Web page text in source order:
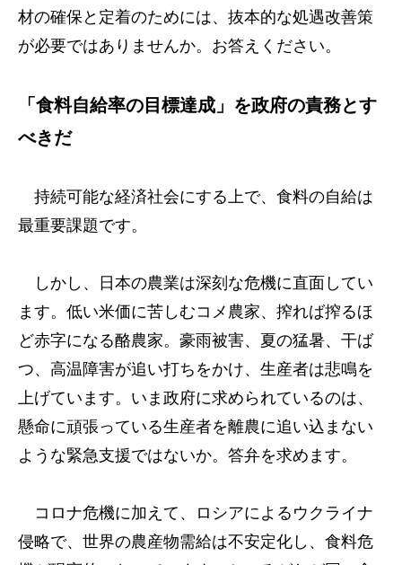
材の確保と定着のためには、抜本的な処遇改善策
が必要ではありませんか。お答えください。
「食料自給率の目標達成」を政府の責務とす
べきだ
持続可能な経済社会にする上で、食料の自給は
最重要課題です。
しかし、日本の農業は深刻な危機に直面してい
ます。低い米価に苦しむコメ農家、搾れば搾るほ
ど赤字になる酪農家。豪雨被害、夏の猛暑、干ば
つ、高温障害が追い打ちをかけ、生産者は悲鳴を
上げています。いま政府に求められているのは、
懸命に頑張っている生産者を離農に追い込まない
ような緊急支援ではないか。答弁を求めます。
コロナ危機に加えて、ロシアによるウクライナ
侵略で、世界の農産物需給は不安定化し、食料危